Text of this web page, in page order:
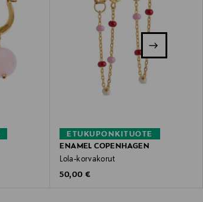
ETUKUPONKITUOTE
ENAMEL COPENHAGEN
Lola-korvakorut
Original Price
50,00 €